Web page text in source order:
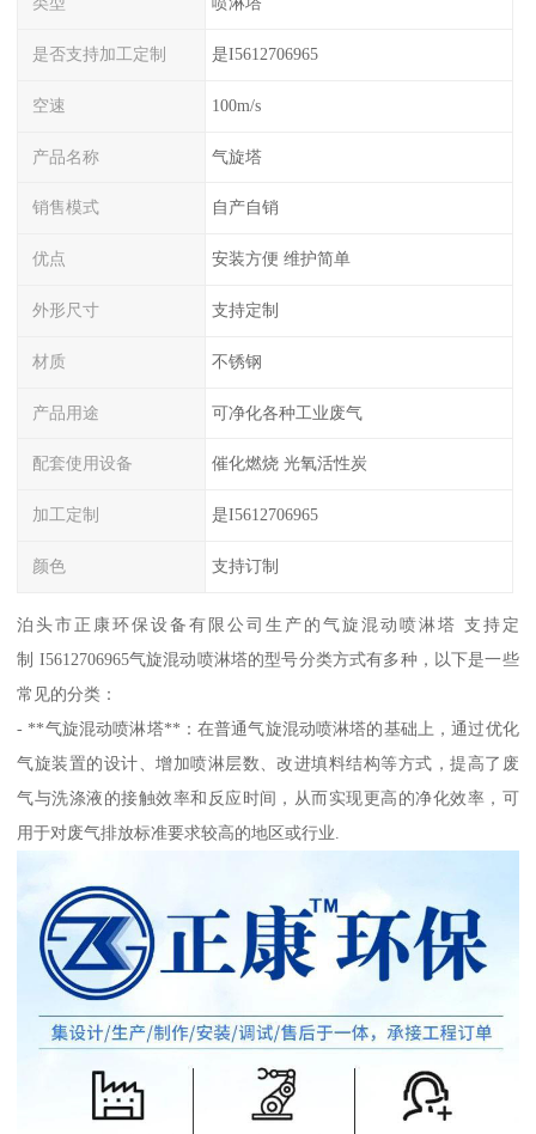
是否支持加工定制 是I5612706965
空速 100m/s
产品名称 气旋塔
销售模式 自产自销
优点 安装方便 维护简单
外形尺寸 支持定制
材质 不锈钢
产品用途 可净化各种工业废气
配套使用设备 催化燃烧 光氧活性炭
加工定制 是I5612706965
颜色 支持订制
泊头市正康环保设备有限公司生产的气旋混动喷淋塔 支持定
制 I5612706965气旋混动喷淋塔的型号分类方式有多种，以下是一些
常见的分类：
- **气旋混动喷淋塔**：在普通气旋混动喷淋塔的基础上，通过优化
气旋装置的设计、增加喷淋层数、改进填料结构等方式，提高了废
气与洗涤液的接触效率和反应时间，从而实现更高的净化效率，可
用于对废气排放标准要求较高的地区或行业.